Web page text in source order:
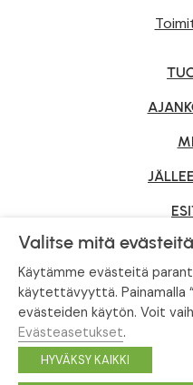
Tietosuojaseloste
© Tahvoset,
Valitse mitä
Käytämme evästeitä
käytettävyyttä. Painamalla
evästeiden käytön. Voit
Evästeasetukset.
HYVÄKSY KAIKKI